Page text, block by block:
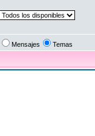
Mensajes Temas